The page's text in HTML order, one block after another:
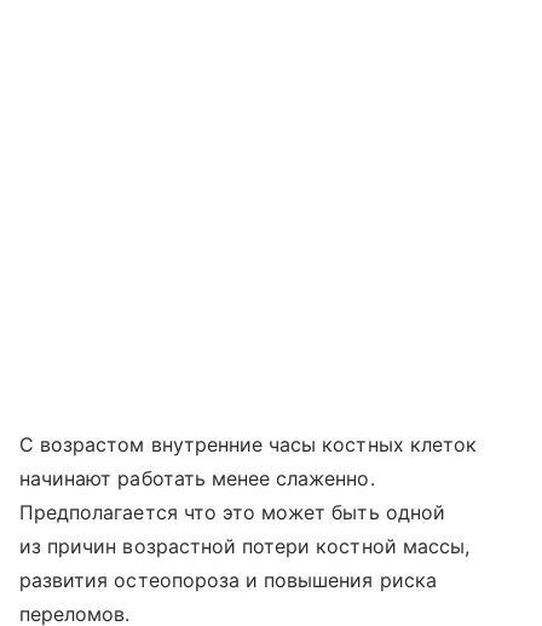
С возрастом внутренние часы костных клеток
начинают работать менее слаженно.
Предполагается что это может быть одной
из причин возрастной потери костной массы,
развития остеопороза и повышения риска
переломов.